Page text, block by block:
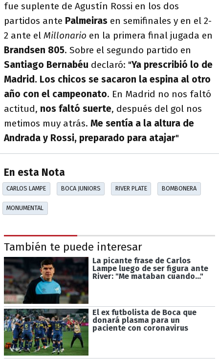
fue suplente de Agustín Rossi en los dos
partidos ante Palmeiras en semifinales y en el 2-
2 ante el Millonario en la primera final jugada en
Brandsen 805. Sobre el segundo partido en
Santiago Bernabéu declaró: "Ya prescribió lo de
Madrid. Los chicos se sacaron la espina al otro
año con el campeonato. En Madrid no nos faltó
actitud, nos faltó suerte, después del gol nos
metimos muy atrás. Me sentía a la altura de
Andrada y Rossi, preparado para atajar"
En esta Nota
CARLOS LAMPE BOCA JUNIORS RIVER PLATE BOMBONERA
MONUMENTAL
También te puede interesar
La picante frase de Carlos
Lampe luego de ser figura ante
River: "Me mataban cuando…"
El ex futbolista de Boca que
donará plasma para un
paciente con coronavirus